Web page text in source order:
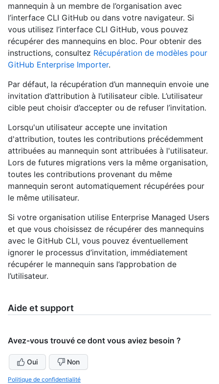
mannequin à un membre de l’organisation avec
l’interface CLI GitHub ou dans votre navigateur. Si
vous utilisez l’interface CLI GitHub, vous pouvez
récupérer des mannequins en bloc. Pour obtenir des
instructions, consultez Récupération de modèles pour
GitHub Enterprise Importer.
Par défaut, la récupération d’un mannequin envoie une
invitation d’attribution à l’utilisateur cible. L’utilisateur
cible peut choisir d’accepter ou de refuser l’invitation.
Lorsqu'un utilisateur accepte une invitation
d'attribution, toutes les contributions précédemment
attribuées au mannequin sont attribuées à l'utilisateur.
Lors de futures migrations vers la même organisation,
toutes les contributions provenant du même
mannequin seront automatiquement récupérées pour
le même utilisateur.
Si votre organisation utilise Enterprise Managed Users
et que vous choisissez de récupérer des mannequins
avec le GitHub CLI, vous pouvez éventuellement
ignorer le processus d’invitation, immédiatement
récupérer le mannequin sans l’approbation de
l’utilisateur.
Aide et support
Avez-vous trouvé ce dont vous aviez besoin ?
Oui Non
Politique de confidentialité